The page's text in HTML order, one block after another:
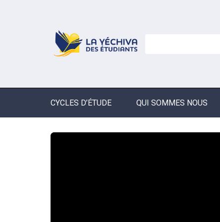
CYCLES D’ÉTUDE QUI SOMMES NOUS